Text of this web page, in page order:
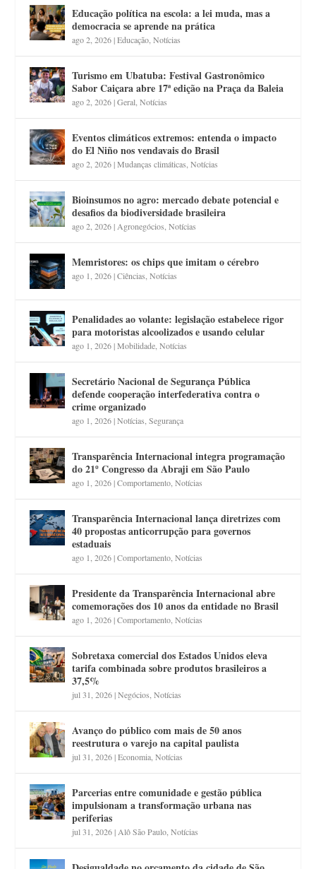
Educação política na escola: a lei muda, mas a
democracia se aprende na prática
ago 2, 2026|Educação ,Notícias
Turismo em Ubatuba: Festival Gastronômico
Sabor Caiçara abre 17ª edição na Praça da Baleia
ago 2, 2026|Geral ,Notícias
Eventos climáticos extremos: entenda o impacto
do El Niño nos vendavais do Brasil
ago 2, 2026|Mudanças climáticas ,Notícias
Bioinsumos no agro: mercado debate potencial e
desafios da biodiversidade brasileira
ago 2, 2026| Agronegócios ,Notícias
Memristores: os chips que imitam o cérebro
ago 1, 2026|Ciências ,Notícias
Penalidades ao volante: legislação estabelece rigor
para motoristas alcoolizados e usando celular
ago 1, 2026|Mobilidade ,Notícias
Secretário Nacional de Segurança Pública
defende cooperação interfederativa contra o
crime organizado
ago 1, 2026|Notícias ,Segurança
Transparência Internacional integra programação
do 21º Congresso da Abraji em São Paulo
ago 1, 2026|Comportamento ,Notícias
Transparência Internacional lança diretrizes com
40 propostas anticorrupção para governos
estaduais
ago 1, 2026|Comportamento ,Notícias
Presidente da Transparência Internacional abre
comemorações dos 10 anos da entidade no Brasil
ago 1, 2026|Comportamento ,Notícias
Sobretaxa comercial dos Estados Unidos eleva
tarifa combinada sobre produtos brasileiros a
37,5%
jul 31, 2026|Negócios ,Notícias
Avanço do público com mais de 50 anos
reestrutura o varejo na capital paulista
jul 31, 2026|Economia ,Notícias
Parcerias entre comunidade e gestão pública
impulsionam a transformação urbana nas
periferias
jul 31, 2026| Alô São Paulo ,Notícias